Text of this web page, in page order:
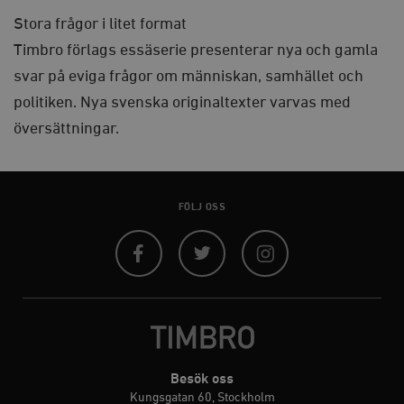
Stora frågor i litet format
Timbro förlags essäserie presenterar nya och gamla
svar på eviga frågor om människan, samhället och
politiken. Nya svenska originaltexter varvas med
översättningar.
FÖLJ OSS
Besök oss
Kungsgatan 60, Stockholm
och kontohantering. Webbplatsen kan inte användas
Namn
/ Domän
woocommerce_cart_hash
Automattic
woocommerce_items_in_cart